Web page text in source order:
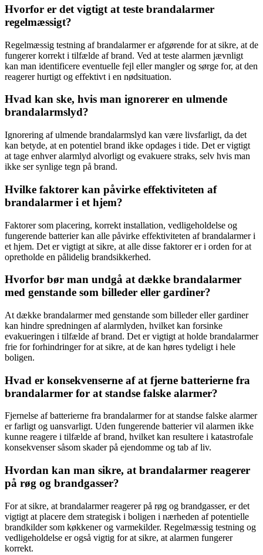
Hvorfor er det vigtigt at teste brandalarmer
regelmæssigt?
Regelmæssig testning af brandalarmer er afgørende for at sikre, at de
fungerer korrekt i tilfælde af brand. Ved at teste alarmen jævnligt
kan man identificere eventuelle fejl eller mangler og sørge for, at den
reagerer hurtigt og effektivt i en nødsituation.
Hvad kan ske, hvis man ignorerer en ulmende
brandalarmslyd?
Ignorering af ulmende brandalarmslyd kan være livsfarligt, da det
kan betyde, at en potentiel brand ikke opdages i tide. Det er vigtigt
at tage enhver alarmlyd alvorligt og evakuere straks, selv hvis man
ikke ser synlige tegn på brand.
Hvilke faktorer kan påvirke effektiviteten af
brandalarmer i et hjem?
Faktorer som placering, korrekt installation, vedligeholdelse og
fungerende batterier kan alle påvirke effektiviteten af brandalarmer i
et hjem. Det er vigtigt at sikre, at alle disse faktorer er i orden for at
opretholde en pålidelig brandsikkerhed.
Hvorfor bør man undgå at dække brandalarmer
med genstande som billeder eller gardiner?
At dække brandalarmer med genstande som billeder eller gardiner
kan hindre spredningen af alarmlyden, hvilket kan forsinke
evakueringen i tilfælde af brand. Det er vigtigt at holde brandalarmer
frie for forhindringer for at sikre, at de kan høres tydeligt i hele
boligen.
Hvad er konsekvenserne af at fjerne batterierne fra
brandalarmer for at standse falske alarmer?
Fjernelse af batterierne fra brandalarmer for at standse falske alarmer
er farligt og uansvarligt. Uden fungerende batterier vil alarmen ikke
kunne reagere i tilfælde af brand, hvilket kan resultere i katastrofale
konsekvenser såsom skader på ejendomme og tab af liv.
Hvordan kan man sikre, at brandalarmer reagerer
på røg og brandgasser?
For at sikre, at brandalarmer reagerer på røg og brandgasser, er det
vigtigt at placere dem strategisk i boligen i nærheden af potentielle
brandkilder som køkkener og varmekilder. Regelmæssig testning og
vedligeholdelse er også vigtig for at sikre, at alarmen fungerer
korrekt.